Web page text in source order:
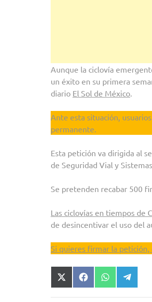
Aunque la ciclovía
un éxito en su primera
diario El Sol de México.
Ante esta situación,
permanente.
Esta petición va dirigida al
de Seguridad Vial y
Se pretenden recabar 500
Las ciclovías en tiempos de
de desincentivar el uso del
Si quieres firmar la petición,
Compartir
en
X
Compartir
en
Facebook
Compartir
en
WhatsApp
en